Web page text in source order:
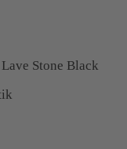
Stone Black